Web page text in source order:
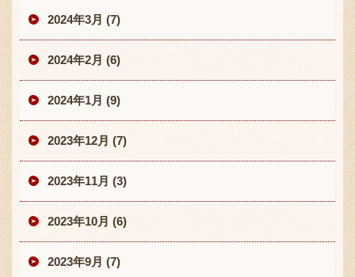
2024年3月 (7)
2024年2月 (6)
2024年1月 (9)
2023年12月 (7)
2023年11月 (3)
2023年10月 (6)
2023年9月 (7)